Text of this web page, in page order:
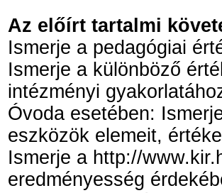
Az előírt tartalmi
Ismerje a pedagógiai
Ismerje a különböző
intézményi
Óvoda esetében:
eszközök elemeit,
Ismerje a http://
eredményesség